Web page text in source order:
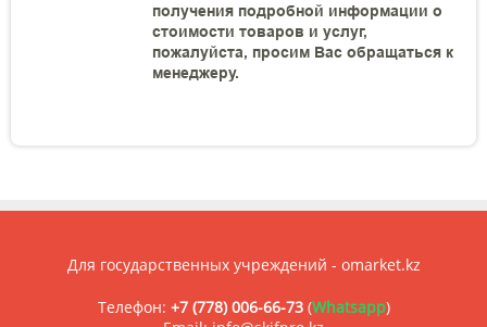
получения подробной информации о
стоимости товаров и услуг,
пожалуйста, просим Вас обращаться к
менеджеру.
Для государственных учреждений - omarket.kz
Телефон: +7 (778) 006-66-73(Whatsapp)